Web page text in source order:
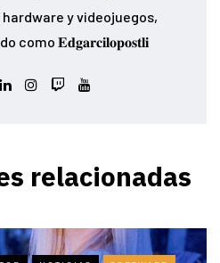
y videojuegos,
𝐄𝐝𝐠𝐚𝐫𝐜𝐢𝐥𝐨𝐩𝐨𝐬𝐭𝐥𝐢
relacionadas